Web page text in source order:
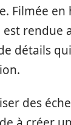
Filmée
est rendue
détails
des